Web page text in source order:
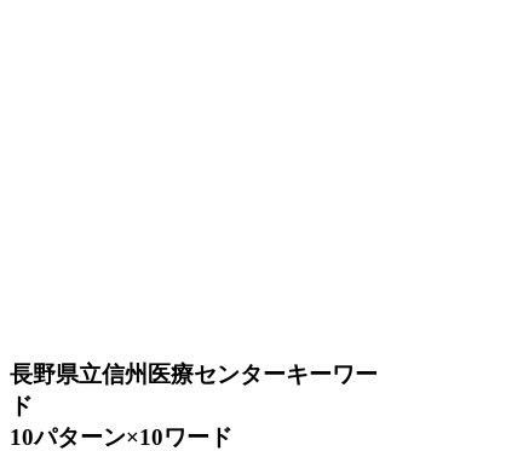
長野県立信州医療センターキーワー
ド
10パターン×10ワード